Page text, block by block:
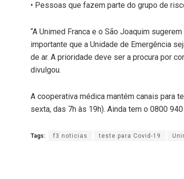
• Pessoas que fazem parte do grupo de
“A Unimed Franca e o São Joaquim
importante que a Unidade de Emergência
de ar. A prioridade deve ser a procura por
divulgou.
A cooperativa médica mantém canais para
sexta, das 7h às 19h). Ainda tem o 0800
Tags: f3 noticias teste para Covid-19